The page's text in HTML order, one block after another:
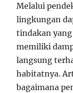
Melalui
lingkungan
tindakan
memiliki
langsung
habitatnya.
bagaimana